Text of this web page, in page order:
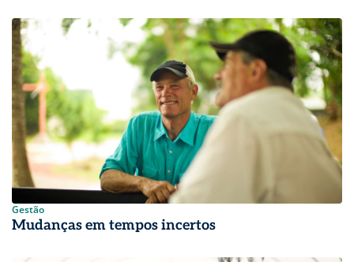
Gestão
Mudanças em tempos incertos